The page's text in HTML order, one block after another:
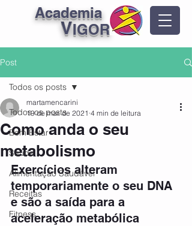
V
Academia
IGOR
Post
Todos os posts
Bem Estar
Saúde
Alimentação Saudável
Receitas
Fitness
Todos os posts
Como anda o seu
metabolismo
martamencarini
19 de mar. de 2021 4 min de leitura
Exercícios alteram
temporariamente o seu DNA
e são a saída para a
aceleração metabólica